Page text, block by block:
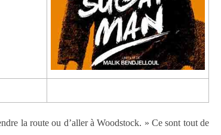
la route ou d’aller à Woodstock. » Ce sont tout de